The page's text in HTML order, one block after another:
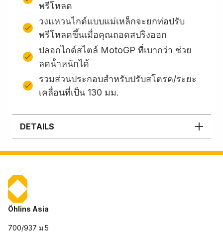
พรีโหลด
วงแหวนไกด์แบบแม่เหล็กจะยกท่อปรับ
พรีโหลดขึ้นเมื่อคุณถอดสปริงออก
ปลอกไกด์สไตล์ MotoGP ที่เบากว่า ช่วย
ลดน้ําหนักได้
รวมส่วนประกอบสําหรับปรับสโตรค/ระยะ
เคลื่อนที่เป็น 130 มม.
DETAILS
Öhlins Asia
700/937 ม.5